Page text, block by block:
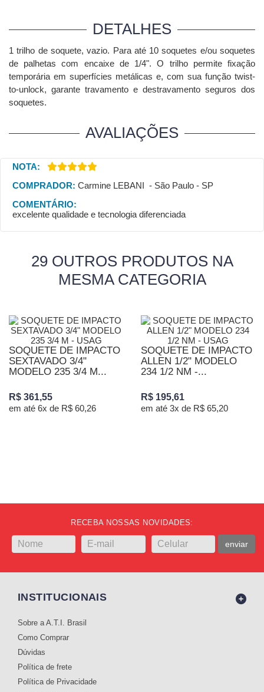
DETALHES
1 trilho de soquete, vazio. Para até 10 soquetes e/ou soquetes
de palhetas com encaixe de 1/4". O trilho permite fixação
temporária em superfícies metálicas e, com sua função twist-
to-unlock, garante travamento e destravamento seguros dos
soquetes.
AVALIAÇÕES
NOTA:
COMPRADOR: Carmine LEBANI - São Paulo - SP
COMENTÁRIO:
excelente qualidade e tecnologia diferenciada
29 OUTROS PRODUTOS NA
MESMA CATEGORIA
SOQUETE DE IMPACTO
SEXTAVADO 3/4"
MODELO 235 3/4 M...
R$ 361,55
em até 6x de R$ 60,26
SOQUETE DE IMPACTO
ALLEN 1/2" MODELO
234 1/2 NM -...
R$ 195,61
em até 3x de R$ 65,20
RECEBA NOSSAS NOVIDADES:
enviar
INSTITUCIONAIS
Sobre a A.T.I. Brasil
Como Comprar
Dúvidas
Política de frete
Política de Privacidade